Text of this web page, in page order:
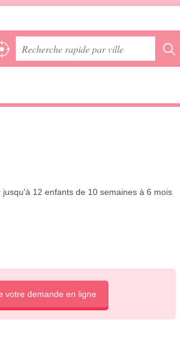
jusqu'à 12 enfants de 10 semaines à 6 mois
votre demande en ligne